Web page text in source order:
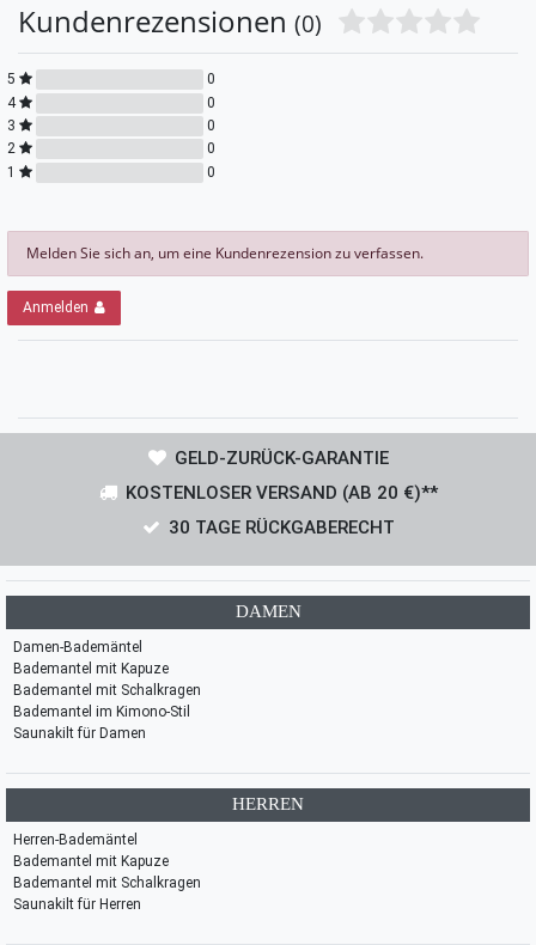
Kundenrezensionen (0)
5
0
4
0
3
0
2
0
1
0
Melden Sie sich an, um eine Kundenrezension zu verfassen.
Anmelden
GELD-ZURÜCK-GARANTIE
KOSTENLOSER VERSAND (AB 20 €)**
30 TAGE RÜCKGABERECHT
DAMEN
Damen-Bademäntel
Bademantel mit Kapuze
Bademantel mit Schalkragen
Bademantel im Kimono-Stil
Saunakilt für Damen
HERREN
Herren-Bademäntel
Bademantel mit Kapuze
Bademantel mit Schalkragen
Saunakilt für Herren